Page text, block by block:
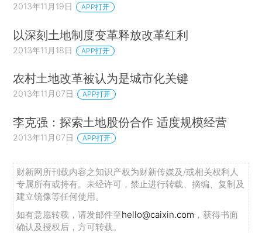
2013年11月19日 APP打开
以深刻土地制度变革释放改革红利
2013年11月18日 APP打开
农村土地改革被认为是城市化关键
2013年11月07日 APP打开
李克强：探索土地股份合作 适度规模经营
2013年11月07日 APP打开
财新网所刊载内容之知识产权为财新传媒及/或相关权利人
专属所有或持有。未经许可，禁止进行转载、摘编、复制及
建立镜像等任何使用。
如有意愿转载，请发邮件至hello@caixin.com ，获得书面
确认及授权后，方可转载。